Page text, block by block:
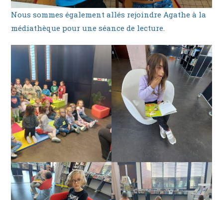
Nous sommes également allés rejoindre Agathe à la
médiathèque pour une séance de lecture.